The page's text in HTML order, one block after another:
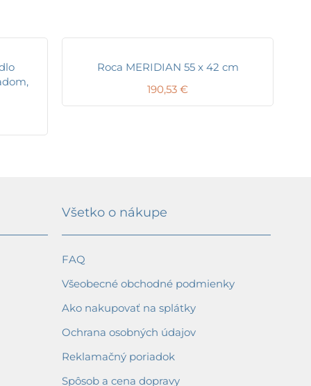
Roca MERIDIAN 55 x 42 cm
190,53 €
Všetko o nákupe
FAQ
Všeobecné obchodné podmienky
Ako nakupovať na splátky
Ochrana osobných údajov
Reklamačný poriadok
Spôsob a cena dopravy